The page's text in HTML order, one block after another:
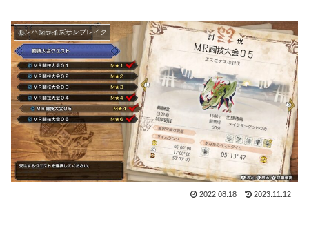
モンハンライズサンブレイク
2022.08.18 2023.11.12